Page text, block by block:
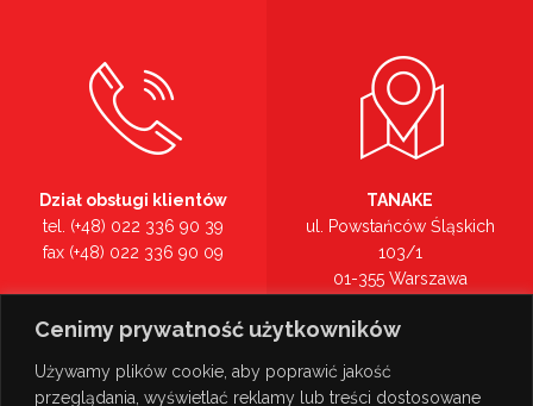
Cenimy prywatność użytkowników
Używamy plików cookie, aby poprawić jakość
przeglądania, wyświetlać reklamy lub treści dostosowane
Dział obsługi klientów
tel. (+48) 022 336 90 39
fax (+48) 022 336 90 09
tel. (+48) 022 336 90 00
TANAKE
ul. Powstańców Śląskich
103/1
01-355 Warszawa
Zobacz na mapie >